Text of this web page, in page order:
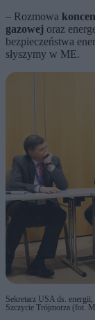
– Rozmowa
gazowej oraz
bezpieczeństwa
słyszymy w ME.
Sekretarz USA ds.
Szczycie Trójmorza (fot.